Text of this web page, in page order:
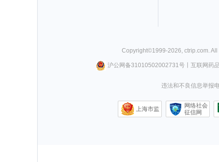
Copyright©1999-2026, ctrip.com.
沪公网备31010502002731号丨 互联网药
违法和不良信息举报
上海市监
网络社会
征信网